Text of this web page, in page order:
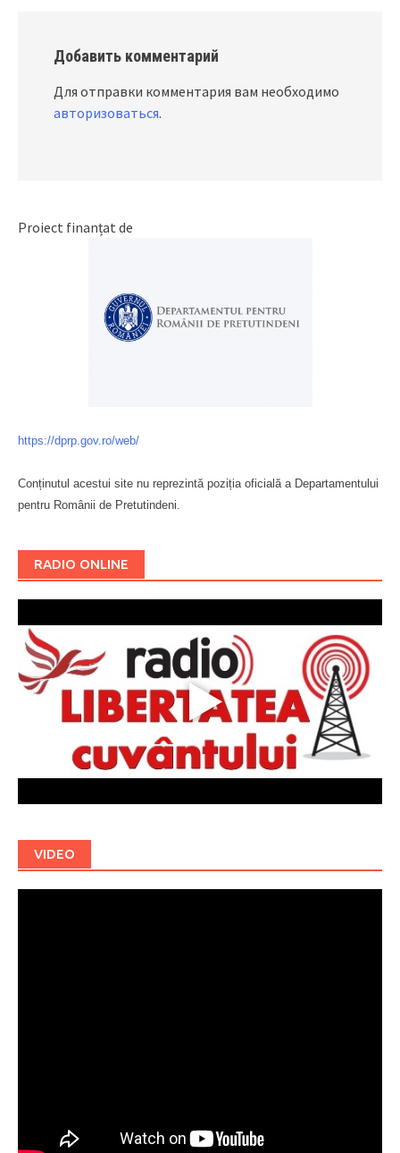
Добавить комментарий
Для отправки комментария вам необходимо
авторизоваться.
Proiect finanțat de
https://dprp.gov.ro/web/
Conținutul acestui site nu reprezintă poziția oficială a Departamentului
pentru Românii de Pretutindeni.
RADIO ONLINE
VIDEO